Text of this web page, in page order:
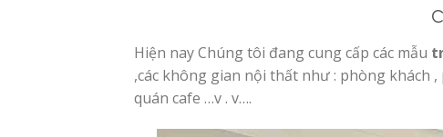
Hiện nay Chúng tôi đang cung cấp các mẫu
,các không gian nội thất như : phòng khách
quán cafe …v . v….